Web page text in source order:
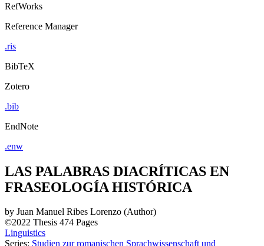
RefWorks
Reference Manager
.ris
BibTeX
Zotero
.bib
EndNote
.enw
LAS PALABRAS DIACRÍTICAS EN
FRASEOLOGÍA HISTÓRICA
by Juan Manuel Ribes Lorenzo (Author)
©2022 Thesis 474 Pages
Linguistics
Series: Studien zur romanischen Sprachwissenschaft und